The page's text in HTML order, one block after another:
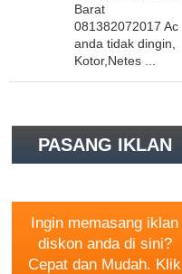
Barat
081382072017 Ac
anda tidak dingin,
Kotor,Netes ...
PASANG IKLAN
Ingin memasang iklan
diskon anda di sini?
Cepat dan Mudah. Klik